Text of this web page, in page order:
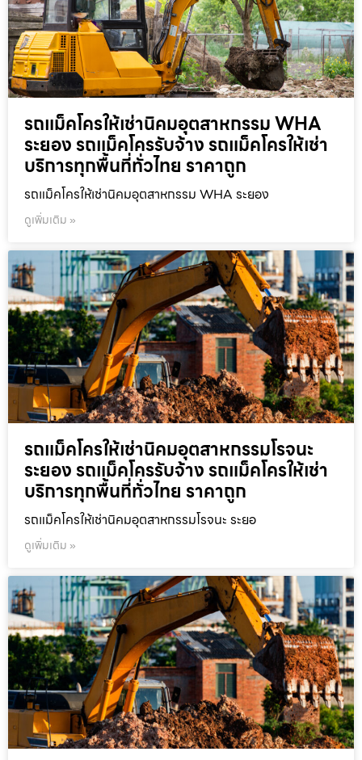
รถแม็คโครให้เช่านิคมอุตสาหกรรม WHA
ระยอง รถแม็คโครรับจ้าง รถแม็คโครให้เช่า
บริการทุกพื้นที่ทั่วไทย ราคาถูก
รถแม็คโครให้เช่านิคมอุตสาหกรรม WHA ระยอง
ดูเพิ่มเติม »
รถแม็คโครให้เช่านิคมอุตสาหกรรมโรจนะ
ระยอง รถแม็คโครรับจ้าง รถแม็คโครให้เช่า
บริการทุกพื้นที่ทั่วไทย ราคาถูก
รถแม็คโครให้เช่านิคมอุตสาหกรรมโรจนะ ระยอ
ดูเพิ่มเติม »